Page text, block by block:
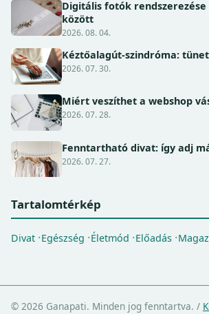
Digitális fotók rendszerezése
között
2026. 08. 04.
Kéztőalagút-szindróma:
2026. 07. 30.
Miért veszíthet a webshop
2026. 07. 28.
Fenntartható divat: így adj
2026. 07. 27.
Tartalomtérkép
Divat Egészség Életmód Előadás
© 2026 Ganapati. Minden jog fenntartva. /